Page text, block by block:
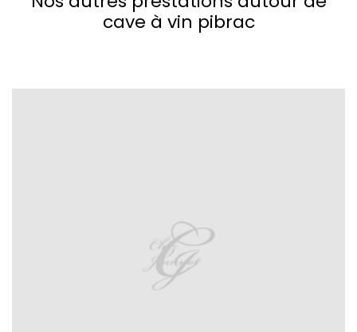
cave à vin pibrac